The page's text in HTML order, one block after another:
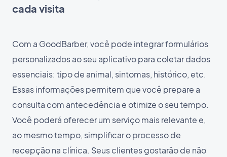
cada visita
Com a GoodBarber, você pode integrar formulários
personalizados ao seu aplicativo para coletar dados
essenciais: tipo de animal, sintomas, histórico, etc.
Essas informações permitem que você prepare a
consulta com antecedência e otimize o seu tempo.
Você poderá oferecer um serviço mais relevante e,
ao mesmo tempo, simplificar o processo de
recepção na clínica. Seus clientes gostarão de não